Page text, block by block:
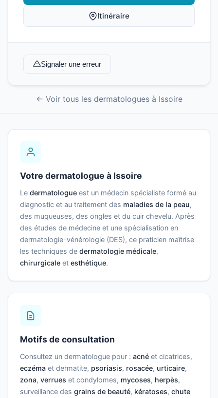
Itinéraire
Signaler une erreur
← Voir tous les dermatologues à Issoire
Votre dermatologue à Issoire
Le dermatologue est un médecin spécialiste formé au
diagnostic et au traitement des maladies de la peau,
des muqueuses, des ongles et du cuir chevelu. Après
des études de médecine et une spécialisation en
dermatologie-vénérologie (DES), ce praticien maîtrise
les techniques de dermatologie médicale,
chirurgicale et esthétique.
Motifs de consultation
Consultez un dermatologue pour : acné et cicatrices,
eczéma et dermatite, psoriasis, rosacée, urticaire,
zona, verrues et condylomes, mycoses, herpès,
surveillance des grains de beauté, kératoses, chute